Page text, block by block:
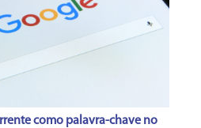
como palavra-chave no